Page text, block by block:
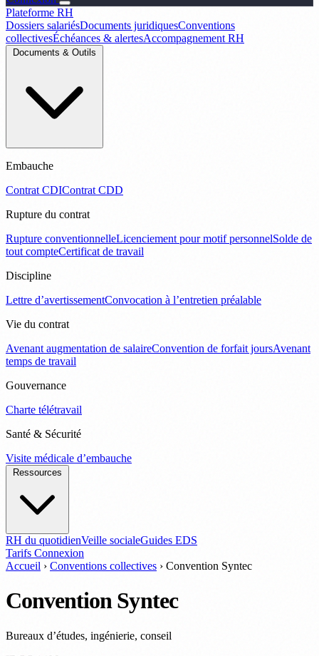
Plateforme RH
Dossiers salariésDocuments juridiquesConventions
collectivesÉchéances & alertesAccompagnement RH
Embauche
Contrat CDIContrat CDD
Rupture du contrat
Rupture conventionnelleLicenciement pour motif personnelSolde de
tout compteCertificat de travail
Discipline
Lettre d’avertissementConvocation à l’entretien préalable
Vie du contrat
Avenant augmentation de salaireConvention de forfait joursAvenant
temps de travail
Gouvernance
Charte télétravail
Santé & Sécurité
Visite médicale d’embauche
RH du quotidienVeille socialeGuides EDS
Tarifs Connexion
Accueil › Conventions collectives › Convention Syntec
Convention Syntec
Bureaux d’études, ingénierie, conseil